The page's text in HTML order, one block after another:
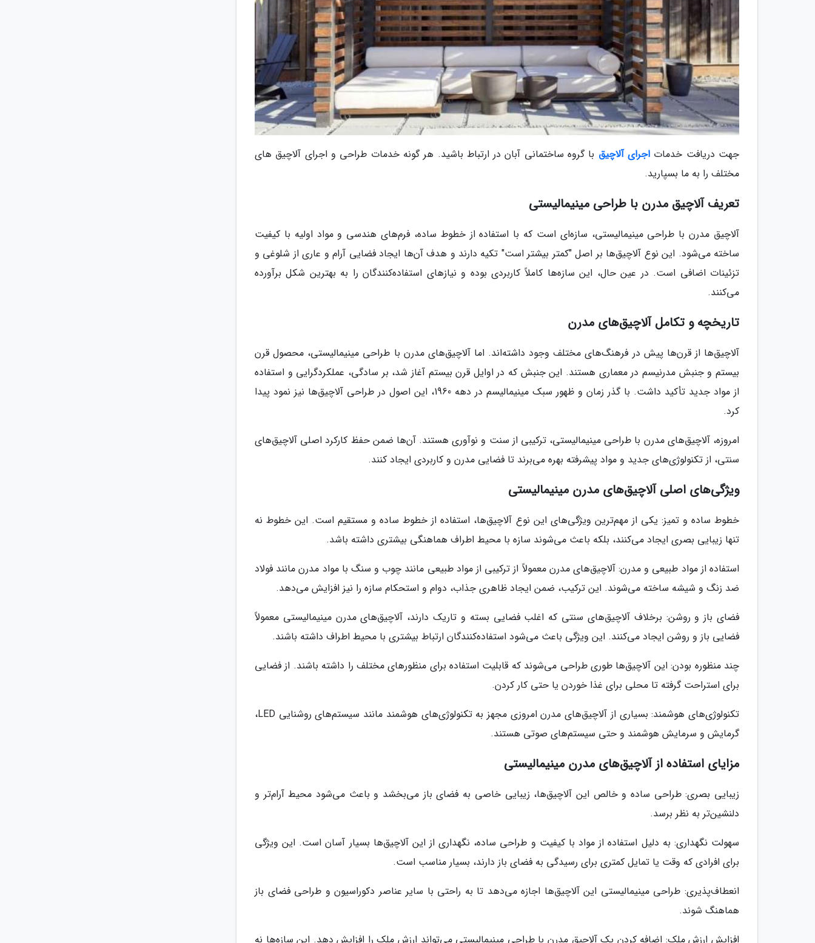
جهت دریافت خدمات اجرای آلاچیق با گروه ساختمانی آبان در ارتباط باشید. هر گونه خدمات طراحی و اجرای آلاچیق های
مختلف را به ما بسپارید.
تعریف آلاچیق مدرن با طراحی مینیمالیستی
آلاچیق مدرن با طراحی مینیمالیستی، سازه‌ای است که با استفاده از خطوط ساده، فرم‌های هندسی و مواد اولیه با کیفیت
ساخته می‌شود. این نوع آلاچیق‌ها بر اصل "کمتر بیشتر است" تکیه دارند و هدف آن‌ها ایجاد فضایی آرام و عاری از شلوغی و
تزئینات اضافی است. در عین حال، این سازه‌ها کاملاً کاربردی بوده و نیازهای استفاده‌کنندگان را به بهترین شکل برآورده
می‌کنند.
تاریخچه و تکامل آلاچیق‌های مدرن
آلاچیق‌ها از قرن‌ها پیش در فرهنگ‌های مختلف وجود داشته‌اند. اما آلاچیق‌های مدرن با طراحی مینیمالیستی، محصول قرن
بیستم و جنبش مدرنیسم در معماری هستند. این جنبش که در اوایل قرن بیستم آغاز شد، بر سادگی، عملکردگرایی و استفاده
از مواد جدید تأکید داشت. با گذر زمان و ظهور سبک مینیمالیسم در دهه 1960، این اصول در طراحی آلاچیق‌ها نیز نمود پیدا
کرد.
امروزه، آلاچیق‌های مدرن با طراحی مینیمالیستی، ترکیبی از سنت و نوآوری هستند. آن‌ها ضمن حفظ کارکرد اصلی آلاچیق‌های
سنتی، از تکنولوژی‌های جدید و مواد پیشرفته بهره می‌برند تا فضایی مدرن و کاربردی ایجاد کنند.
ویژگی‌های اصلی آلاچیق‌های مدرن مینیمالیستی
خطوط ساده و تمیز: یکی از مهم‌ترین ویژگی‌های این نوع آلاچیق‌ها، استفاده از خطوط ساده و مستقیم است. این خطوط نه
تنها زیبایی بصری ایجاد می‌کنند، بلکه باعث می‌شوند سازه با محیط اطراف هماهنگی بیشتری داشته باشد.
استفاده از مواد طبیعی و مدرن: آلاچیق‌های مدرن معمولاً از ترکیبی از مواد طبیعی مانند چوب و سنگ با مواد مدرن مانند فولاد
ضد زنگ و شیشه ساخته می‌شوند. این ترکیب، ضمن ایجاد ظاهری جذاب، دوام و استحکام سازه را نیز افزایش می‌دهد.
فضای باز و روشن: برخلاف آلاچیق‌های سنتی که اغلب فضایی بسته و تاریک دارند، آلاچیق‌های مدرن مینیمالیستی معمولاً
فضایی باز و روشن ایجاد می‌کنند. این ویژگی باعث می‌شود استفاده‌کنندگان ارتباط بیشتری با محیط اطراف داشته باشند.
چند منظوره بودن: این آلاچیق‌ها طوری طراحی می‌شوند که قابلیت استفاده برای منظورهای مختلف را داشته باشند. از فضایی
برای استراحت گرفته تا محلی برای غذا خوردن یا حتی کار کردن.
تکنولوژی‌های هوشمند: بسیاری از آلاچیق‌های مدرن امروزی مجهز به تکنولوژی‌های هوشمند مانند سیستم‌های روشنایی LED،
گرمایش و سرمایش هوشمند و حتی سیستم‌های صوتی هستند.
مزایای استفاده از آلاچیق‌های مدرن مینیمالیستی
زیبایی بصری: طراحی ساده و خالص این آلاچیق‌ها، زیبایی خاصی به فضای باز می‌بخشد و باعث می‌شود محیط آرام‌تر و
دلنشین‌تر به نظر برسد.
سهولت نگهداری: به دلیل استفاده از مواد با کیفیت و طراحی ساده، نگهداری از این آلاچیق‌ها بسیار آسان است. این ویژگی
برای افرادی که وقت یا تمایل کمتری برای رسیدگی به فضای باز دارند، بسیار مناسب است.
انعطاف‌پذیری: طراحی مینیمالیستی این آلاچیق‌ها اجازه می‌دهد تا به راحتی با سایر عناصر دکوراسیون و طراحی فضای باز
هماهنگ شوند.
افزایش ارزش ملک: اضافه کردن یک آلاچیق مدرن با طراحی مینیمالیستی می‌تواند ارزش ملک را افزایش دهد. این سازه‌ها نه